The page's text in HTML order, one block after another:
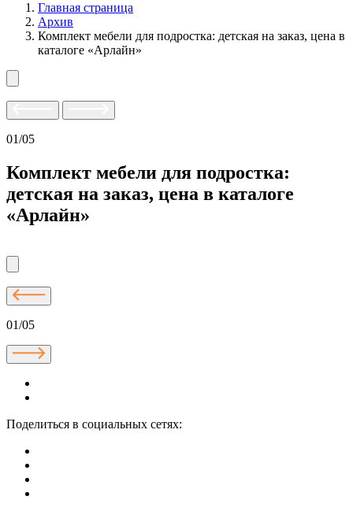
Главная страница
Архив
Комплект мебели для подростка: детская на заказ, цена в
каталоге «Арлайн»
01/05
Комплект мебели для подростка:
детская на заказ, цена в каталоге
«Арлайн»
01/05
Поделиться в социальных сетях: